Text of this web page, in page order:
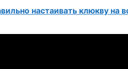
настаивать клюкву на